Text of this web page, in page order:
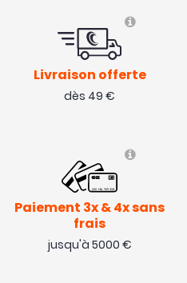
Livraison offerte
dès 49 €
Paiement 3x & 4x sans
frais
jusqu'à 5000 €